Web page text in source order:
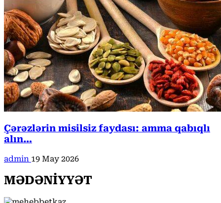
Çərəzlərin misilsiz faydası: amma qabıqlı
alın…
admin 19 May 2026
MƏDƏNİYYƏT